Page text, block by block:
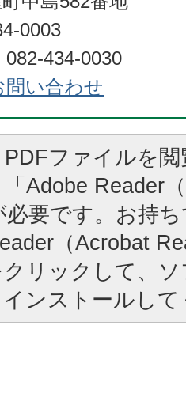
0003
434-0030
問い合わせ
PDFファイルを
「Adobe Reader
必要です。お持
（Acrobat
リックして、
ンストールし